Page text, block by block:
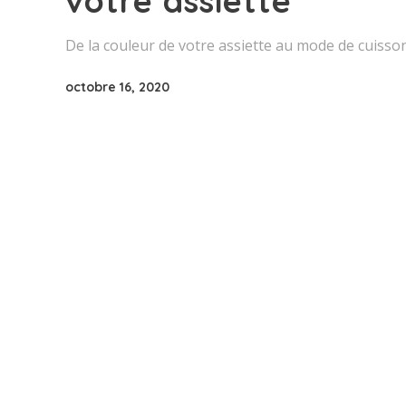
De la couleur de votre assiette au mode de
octobre 16, 2020